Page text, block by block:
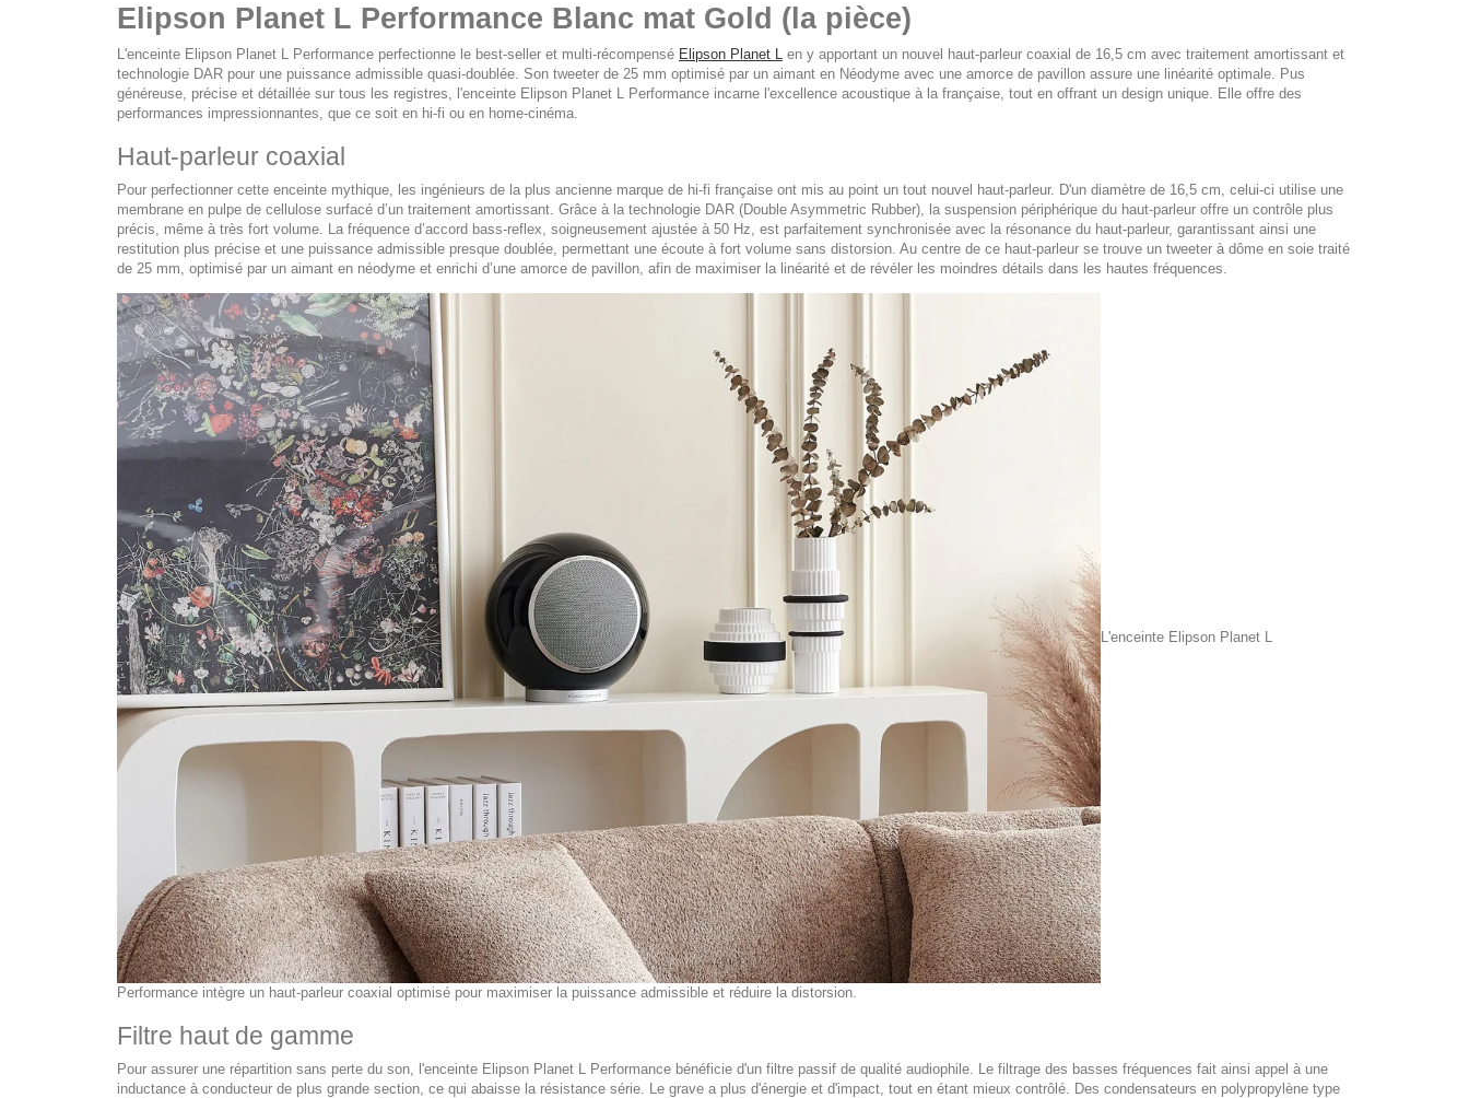
Elipson Planet L Performance Blanc mat Gold (la pièce)
L'enceinte Elipson Planet L Performance perfectionne le best-seller et multi-récompensé Elipson Planet L
en y apportant un nouvel haut-parleur coaxial de 16,5 cm avec traitement amortissant et
technologie DAR pour une puissance admissible quasi-doublée. Son tweeter de 25 mm optimisé par un aimant en Néodyme avec une amorce de pavillon assure une linéarité optimale. Pus
généreuse, précise et détaillée sur tous les registres, l'enceinte Elipson Planet L Performance incarne l'excellence acoustique à la française, tout en offrant un design unique. Elle offre des
performances impressionnantes, que ce soit en hi-fi ou en home-cinéma.
Haut-parleur coaxial
Pour perfectionner cette enceinte mythique, les ingénieurs de la plus ancienne marque de hi-fi française ont mis au point un tout nouvel haut-parleur. D'un diamètre de 16,5 cm, celui-ci utilise une
membrane en pulpe de cellulose surfacé d’un traitement amortissant. Grâce à la technologie DAR (Double Asymmetric Rubber), la suspension périphérique du haut-parleur offre un contrôle plus
précis, même à très fort volume. La fréquence d’accord bass-reflex, soigneusement ajustée à 50 Hz, est parfaitement synchronisée avec la résonance du haut-parleur, garantissant ainsi une
restitution plus précise et une puissance admissible presque doublée, permettant une écoute à fort volume sans distorsion. Au centre de ce haut-parleur se trouve un tweeter à dôme en soie traité
de 25 mm, optimisé par un aimant en néodyme et enrichi d’une amorce de pavillon, afin de maximiser la linéarité et de révéler les moindres détails dans les hautes fréquences.
L'enceinte Elipson Planet L
Performance intègre un haut-parleur coaxial optimisé pour maximiser la puissance admissible et réduire la distorsion.
Filtre haut de gamme
Pour assurer une répartition sans perte du son, l'enceinte Elipson Planet L Performance bénéficie d'un filtre passif de qualité audiophile. Le filtrage des basses fréquences fait ainsi appel à une
inductance à conducteur de plus grande section, ce qui abaisse la résistance série. Le grave a plus d'énergie et d'impact, tout en étant mieux contrôlé. Des condensateurs en polypropylène type